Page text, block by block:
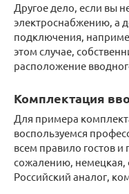
Другое дело, если вы
электроснабжению, а
подключения,
этом случае,
расположение
Комплектация
Для примера
воспользуемся
всем правило гостов
сожалению,
Российский аналог,